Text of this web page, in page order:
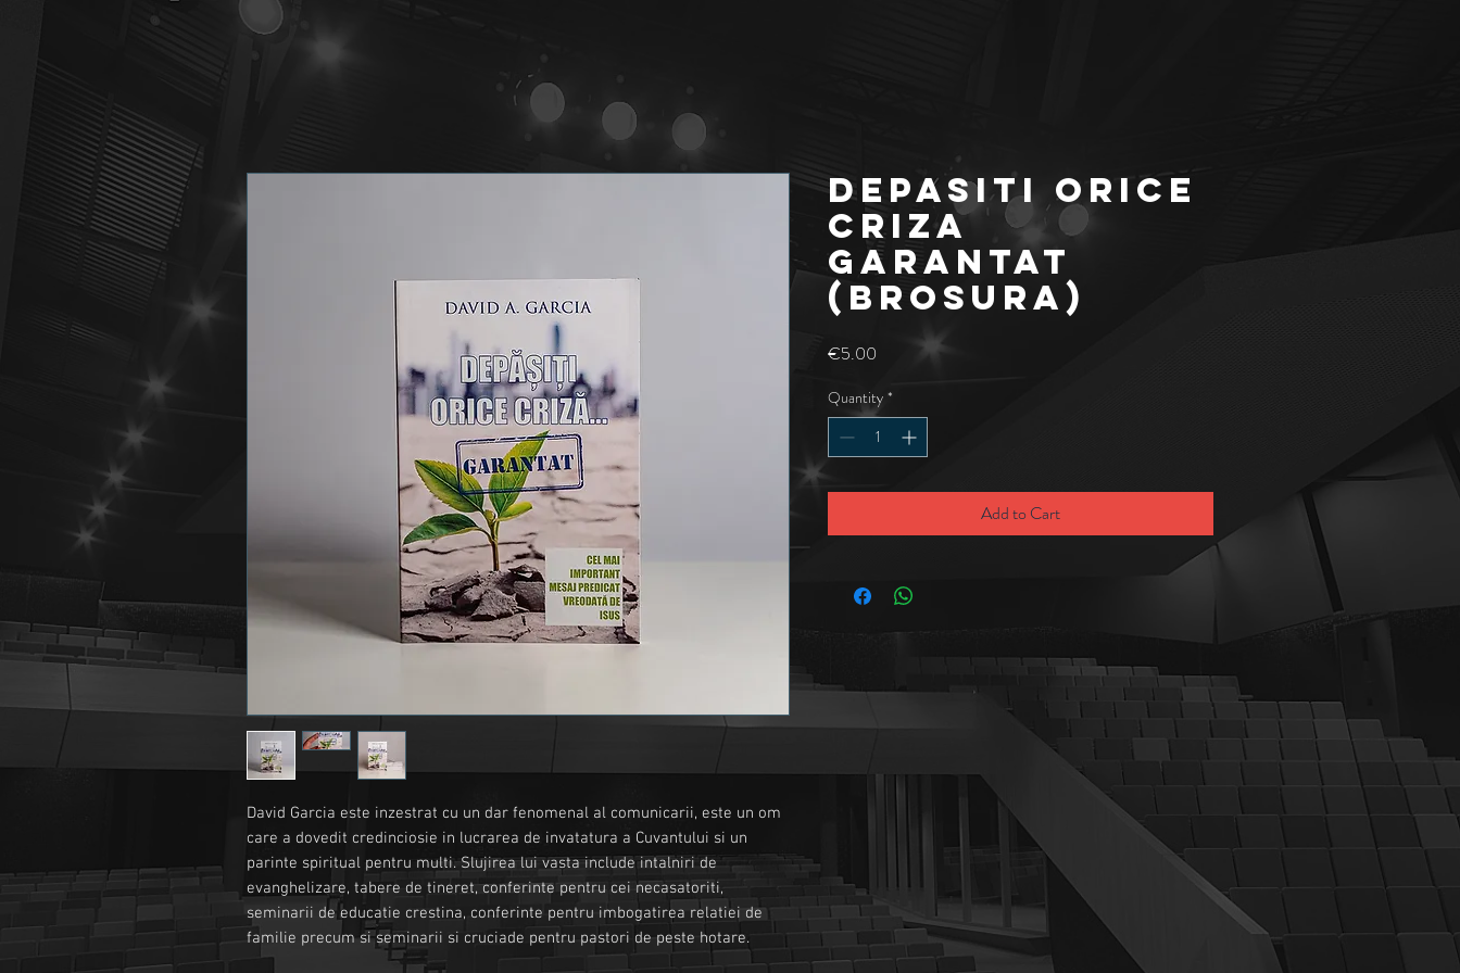
David Garcia este inzestrat cu un dar fenomenal al comunicarii, este un om
care a dovedit credinciosie in lucrarea de invatatura a Cuvantului si un
parinte spiritual pentru multi. Slujirea lui vasta include intalniri de
evanghelizare, tabere de tineret, conferinte pentru cei necasatoriti,
seminarii de educatie crestina, conferinte pentru imbogatirea relatiei de
familie precum si seminarii si cruciade pentru pastori de peste hotare.
DEPASITI ORICE
CRIZA
GARANTAT
(Brosura)
€5.00
Quantity *
Add to Cart